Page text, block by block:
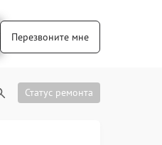
Перезвоните мне
Статус ремонта